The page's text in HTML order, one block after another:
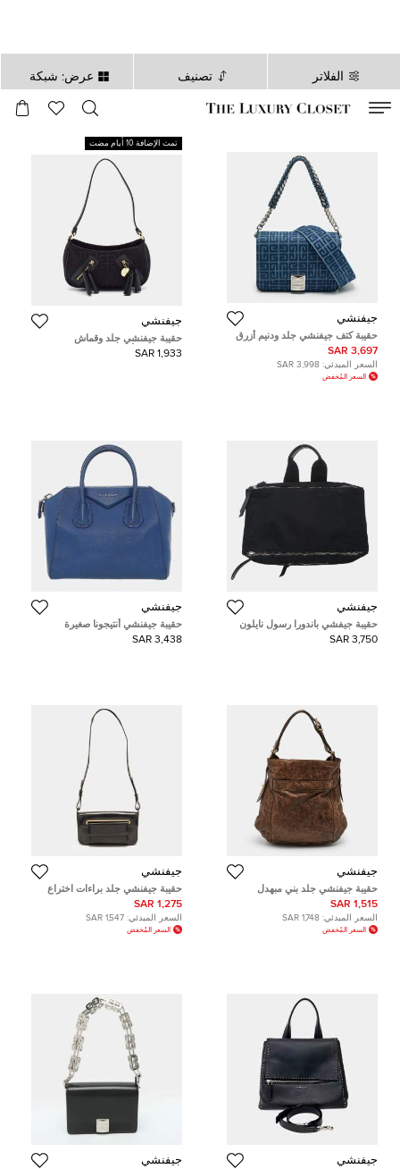
الفلاتر تصنيف عرض: شبكة
ثانية
جيفنشي
حقيبة كتف جيفنشي جلد ودنيم أزرق
4G
3,697 SAR
السعر المبدئي: 3,998 SAR
السعر المُخفض
تمت الإضافة 10 أيام مضت
جيفنشي
حقيبة جيفنشي جلد وقماش
مونوغرامي أسود بشرابة
1,933 SAR
جيفنشي
حقيبة جيفشي باندورا رسول نايلون
3,750 SAR
جيفنشي
حقيبة جيفنشي أنتيجونا صغيرة
3,438 SAR
جيفنشي
حقيبة جيفنشي جلد بني مبهدل
1,515 SAR
السعر المبدئي: 1,748 SAR
السعر المُخفض
جيفنشي
حقيبة جيفنشي جلد براءات اختراع
سوداء
1,275 SAR
السعر المبدئي: 1,547 SAR
السعر المُخفض
جيفنشي جيفنشي